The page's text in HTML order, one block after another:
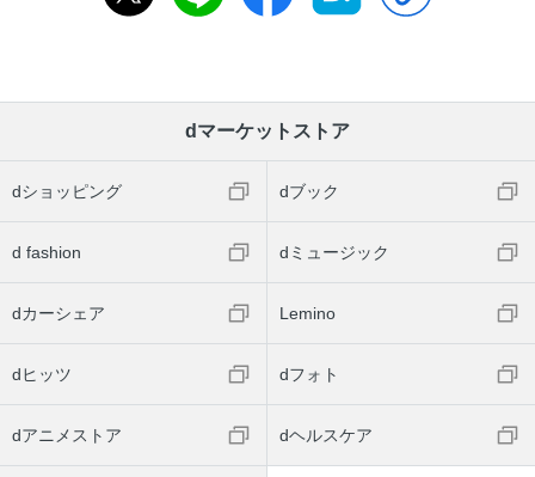
dマーケットストア
dショッピング dブック
d fashion dミュージック
dカーシェア Lemino
dヒッツ dフォト
dアニメストア dヘルスケア